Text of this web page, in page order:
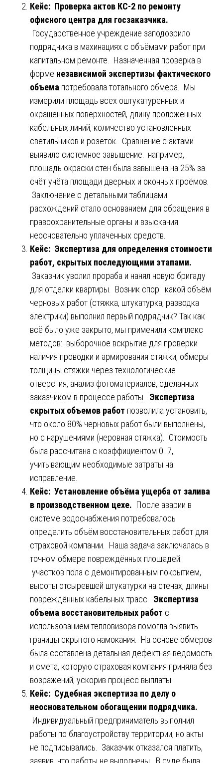
Кейс: Проверка актов КС-2 по ремонту
офисного центра для госзаказчика.
Государственное учреждение заподозрило
подрядчика в махинациях с объёмами работ при
капитальном ремонте. Назначенная проверка в
форме независимой экспертизы фактического
объема потребовала тотального обмера. Мы
измерили площадь всех оштукатуренных и
окрашенных поверхностей, длину проложенных
кабельных линий, количество установленных
светильников и розеток. Сравнение с актами
выявило системное завышение: например,
площадь окраски стен была завышена на 25% за
счёт учёта площади дверных и оконных проёмов.
Заключение с детальными таблицами
расхождений стало основанием для обращения в
правоохранительные органы и взыскания
неосновательно уплаченных средств.
Кейс: Экспертиза для определения стоимости
работ, скрытых последующими этапами.
Заказчик уволил прораба и нанял новую бригаду
для отделки квартиры. Возник спор: какой объём
черновых работ (стяжка, штукатурка, разводка
электрики) выполнил первый подрядчик? Так как
всё было уже закрыто, мы применили комплекс
методов: выборочное вскрытие для проверки
наличия проводки и армирования стяжки, обмеры
толщины стяжки через технологические
отверстия, анализ фотоматериалов, сделанных
заказчиком в процессе работы. Экспертиза
скрытых объемов работ позволила установить,
что около 80% черновых работ были выполнены,
но с нарушениями (неровная стяжка). Стоимость
была рассчитана с коэффициентом 0. 7,
учитывающим необходимые затраты на
исправление.
Кейс: Установление объёма ущерба от залива
в производственном цехе. После аварии в
системе водоснабжения потребовалось
определить объём восстановительных работ для
страховой компании. Наша задача заключалась в
точном обмере повреждённых площадей:
участков пола с демонтированным покрытием,
высоты отсыревшей штукатурки на стенах, длины
повреждённых кабельных трасс. Экспертиза
объема восстановительных работ с
использованием тепловизора помогла выявить
границы скрытого намокания. На основе обмеров
была составлена детальная дефектная ведомость
и смета, которую страховая компания приняла без
возражений, ускорив процесс выплаты.
Кейс: Судебная экспертиза по делу о
неосновательном обогащении подрядчика.
Индивидуальный предприниматель выполнил
работы по благоустройству территории, но акты
не подписывались. Заказчик отказался платить,
заявив, что работы не выполнены. В суде была